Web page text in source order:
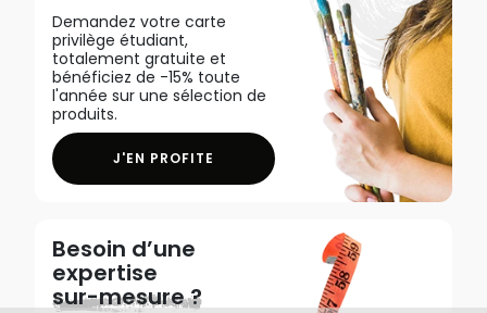
Demandez votre carte
privilège étudiant,
totalement gratuite et
bénéficiez de -15% toute
l'année sur une sélection de
produits.
J'EN PROFITE
Besoin d’une
expertise
sur-mesure ?